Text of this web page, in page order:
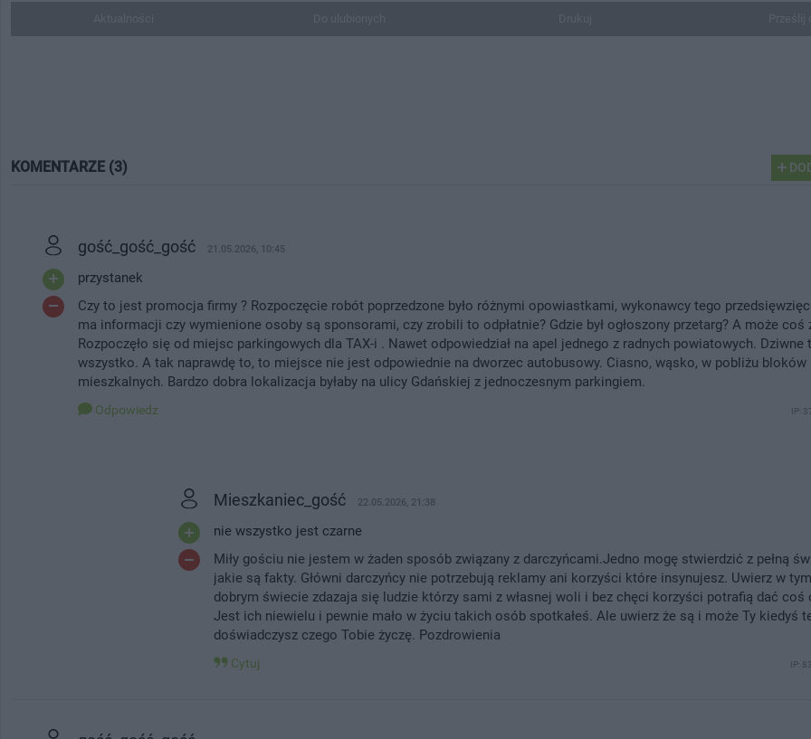
KOMENTARZE (3)
gość_gość_gość 21.05.2026, 10:45
przystanek
Czy to jest promocja firmy ? Rozpoczęcie robót poprzedzone było różnymi opowiastkami, wykonawcy tego
ma informacji czy wymienione osoby są sponsorami, czy zrobili to odpłatnie? Gdzie był ogłoszony przetarg? A może coś
Rozpoczęło się od miejsc parkingowych dla TAX-i . Nawet odpowiedział na apel jednego z radnych powiatowych. Dziwne
wszystko. A tak naprawdę to, to miejsce nie jest odpowiednie na dworzec autobusowy. Ciasno, wąsko, w pobliżu bloków
mieszkalnych. Bardzo dobra lokalizacja byłaby na ulicy Gdańskiej z jednoczesnym parkingiem.
Odpowiedz IP:
Mieszkaniec_gość 22.05.2026, 21:38
nie wszystko jest czarne
Miły gościu nie jestem w żaden sposób związany z darczyńcami.Jedno mogę stwierdzić z pełną
jakie są fakty. Główni darczyńcy nie potrzebują reklamy ani korzyści które insynujesz. Uwierz w
dobrym świecie zdazaja się ludzie którzy sami z własnej woli i bez chęci korzyści potrafią dać coś
Jest ich niewielu i pewnie mało w życiu takich osób spotkałeś. Ale uwierz że są i może Ty kiedyś
doświadczysz czego Tobie życzę. Pozdrowienia
Cytuj IP: